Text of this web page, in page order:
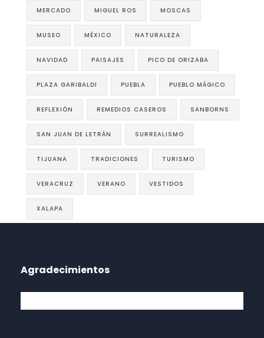
MERCADO MIGUEL ROS MOSCAS
MUSEO MÉXICO NATURALEZA
NAVIDAD PAISAJES PICO DE ORIZABA
PLAZA GARIBALDI PUEBLA PUEBLO MÁGICO
REFLEXIÓN REMEDIOS CASEROS SANBORNS
SAN JUAN DE LETRÁN SURREALISMO
TIJUANA TRADICIONES TURISMO
VERACRUZ VERANO VESTIDOS
XALAPA
Agradecimientos